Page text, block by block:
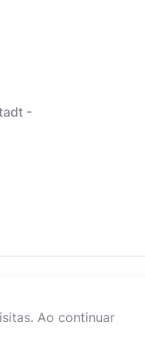
-
Ao continuar